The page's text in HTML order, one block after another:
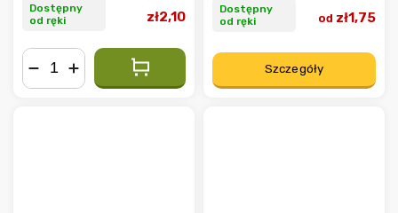
Dostępny
od ręki
zł2,10
zewnętrzna)
Dostępny
od ręki
od zł1,75
Szczegóły